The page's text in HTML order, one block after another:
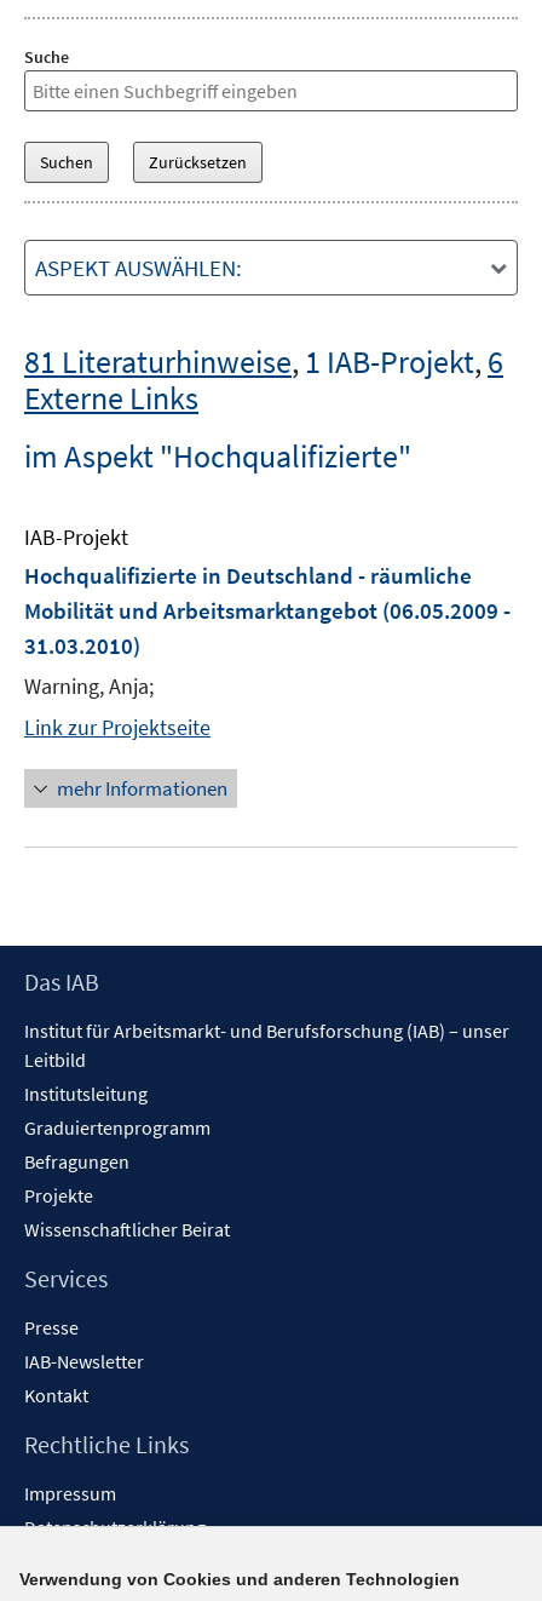
Suche
ASPEKT AUSWÄHLEN:
81 Literaturhinweise, 1 IAB-Projekt,6
Externe Links
im Aspekt "Hochqualifizierte"
IAB-Projekt
Hochqualifizierte in Deutschland - räumliche
Mobilität und Arbeitsmarktangebot (06.05.2009 -
31.03.2010)
Warning, Anja;
Link zur Projektseite
mehr Informationen
Footer
Das IAB
Institut für Arbeitsmarkt- und Berufsforschung (IAB) – unser
Leitbild
Institutsleitung
Graduiertenprogramm
Befragungen
Projekte
Wissenschaftlicher Beirat
Services
Presse
IAB-Newsletter
Kontakt
Rechtliche Links
Impressum
Datenschutzerklärung
Barrieren melden
Verwendung von Cookies und anderen Technologien